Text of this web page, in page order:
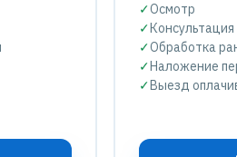
✓Осмотр
✓Консультация
✓Обработка
✓Наложение
✓Выезд